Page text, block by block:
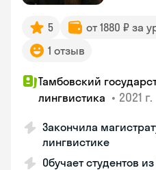
5 от 1880 ₽ за
1 отзыв
Тамбовский
лингвистика • 2021 г.
Закончила
лингвистике
Обучает студентов